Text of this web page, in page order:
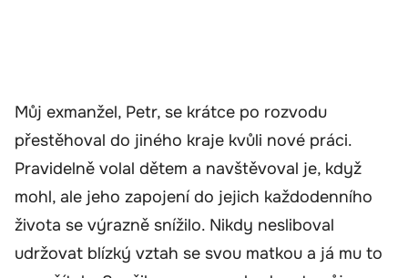
Můj exmanžel, Petr, se krátce po rozvodu
přestěhoval do jiného kraje kvůli nové práci.
Pravidelně volal dětem a navštěvoval je, když
mohl, ale jeho zapojení do jejich každodenního
života se výrazně snížilo. Nikdy nesliboval
udržovat blízký vztah se svou matkou a já mu to